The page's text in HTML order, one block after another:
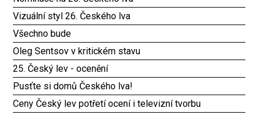
Vizuální styl 26. Českého lva
Všechno bude
Oleg Sentsov v kritickém stavu
25. Český lev - ocenění
Pusťte si domů Českého lva!
Ceny Český lev potřetí ocení i televizní tvorbu